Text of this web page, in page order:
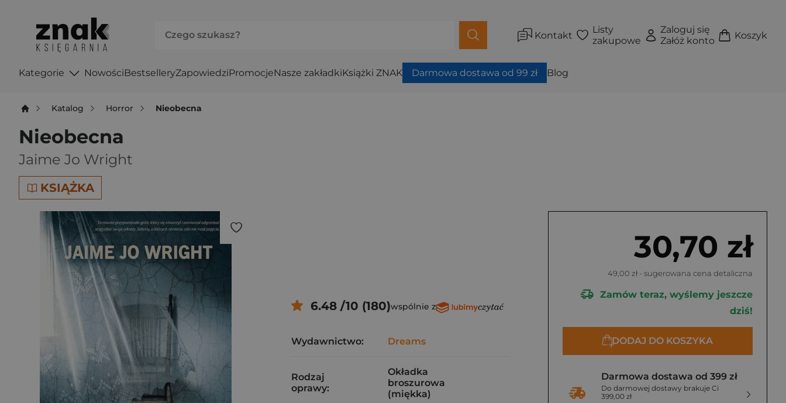
Kontakt
Listy
zakupowe
Zaloguj się
Załóż konto
Koszyk
Kategorie NowościBestselleryZapowiedziPromocjeNasze zakładkiKsiążki ZNAK Darmowa dostawa od 99 zł Blog
Katalog Horror Nieobecna
Nieobecna
Jaime Jo Wright
KSIĄŻKA
30,70 zł
49,00 zł - sugerowana cena detaliczna
Zamów teraz, wyślemy jeszcze
dziś!
DODAJ DO KOSZYKA
Darmowa dostawa od 399 zł
Do darmowej dostawy brakuje Ci
399,00 zł
6.48 /10 (180)wspólnie z
Wydawnictwo: Dreams
Rodzaj
oprawy:
Okładka
broszurowa
(miękka)